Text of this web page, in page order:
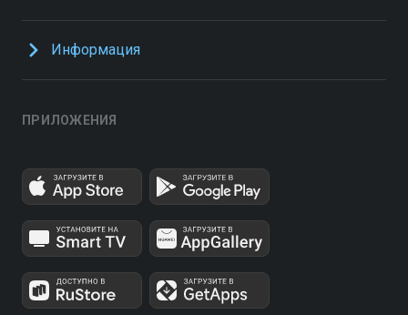
Информация
ПРИЛОЖЕНИЯ